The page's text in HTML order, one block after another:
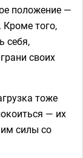
положение —
Кроме того,
себя,
своих
тоже
— их
силы со